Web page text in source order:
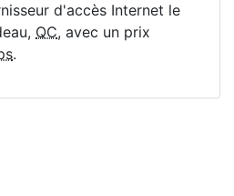
d'accès Internet le
QC, avec un prix
.